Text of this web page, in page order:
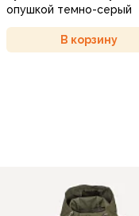
опушкой темно-серый
В корзину